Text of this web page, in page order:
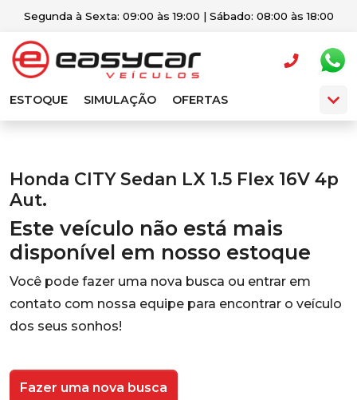
Segunda à Sexta: 09:00 às 19:00 | Sábado: 08:00 às 18:00
ESTOQUE SIMULAÇÃO OFERTAS
Honda CITY Sedan LX 1.5 Flex 16V 4p
Aut.
Este veículo não está mais
disponível em nosso estoque
Você pode fazer uma nova busca ou entrar em
contato com nossa equipe para encontrar o veículo
dos seus sonhos!
Fazer uma nova busca